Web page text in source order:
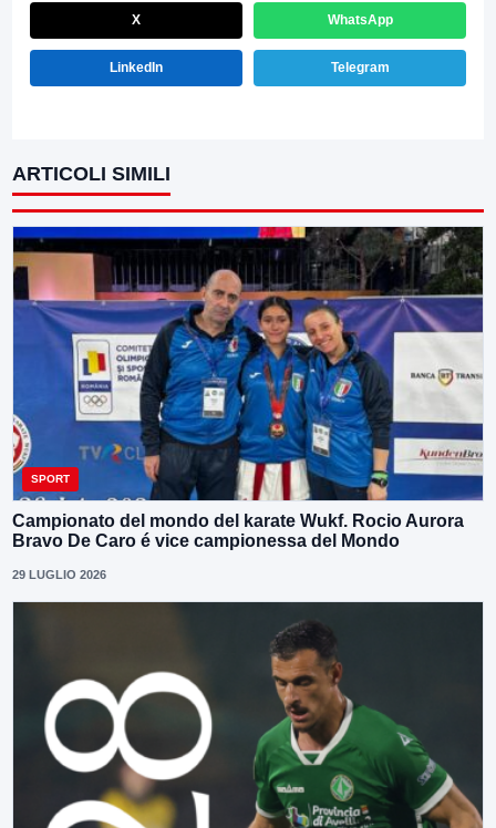
X WhatsApp
LinkedIn Telegram
ARTICOLI SIMILI
SPORT
Campionato del mondo del karate Wukf. Rocio Aurora
Bravo De Caro é vice campionessa del Mondo
29 LUGLIO 2026